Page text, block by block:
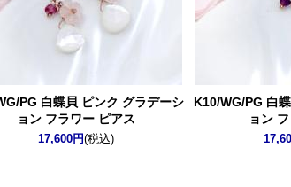
PG 白蝶貝 ピンク グラデーシ
ョン フラワー ピアス
17,600円(税込)
K10/WG/PG 白
ョン